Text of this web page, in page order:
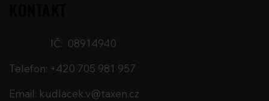
IČ: 08914940
Telefon: +420 705 981 957
Email: kudlacek.v@taxen.cz